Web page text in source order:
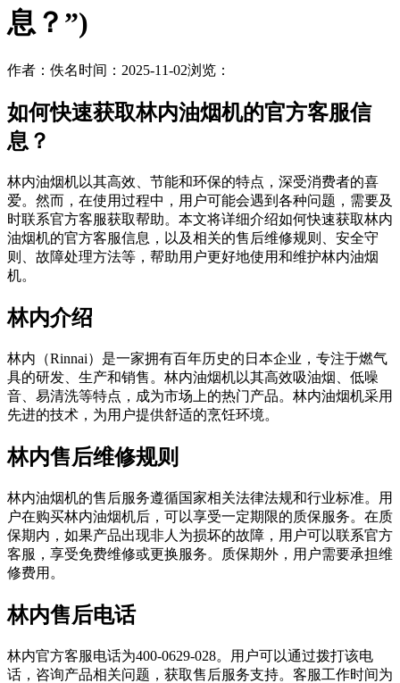
息？”)
作者：佚名时间：2025-11-02浏览：
如何快速获取林内油烟机的官方客服信
息？
林内油烟机以其高效、节能和环保的特点，深受消费者的喜
爱。然而，在使用过程中，用户可能会遇到各种问题，需要及
时联系官方客服获取帮助。本文将详细介绍如何快速获取林内
油烟机的官方客服信息，以及相关的售后维修规则、安全守
则、故障处理方法等，帮助用户更好地使用和维护林内油烟
机。
林内介绍
林内（Rinnai）是一家拥有百年历史的日本企业，专注于燃气
具的研发、生产和销售。林内油烟机以其高效吸油烟、低噪
音、易清洗等特点，成为市场上的热门产品。林内油烟机采用
先进的技术，为用户提供舒适的烹饪环境。
林内售后维修规则
林内油烟机的售后服务遵循国家相关法律法规和行业标准。用
户在购买林内油烟机后，可以享受一定期限的质保服务。在质
保期内，如果产品出现非人为损坏的故障，用户可以联系官方
客服，享受免费维修或更换服务。质保期外，用户需要承担维
修费用。
林内售后电话
林内官方客服电话为400-0629-028。用户可以通过拨打该电
话，咨询产品相关问题，获取售后服务支持。客服工作时间为